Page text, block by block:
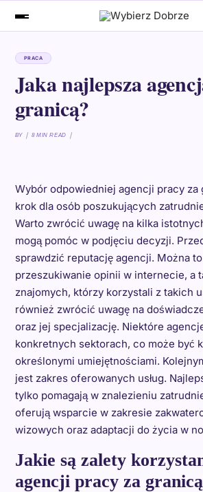
PRACA
Jaka najlepsza
granicą?
BY 8 MIN READ
Wybór odpowiedniej agencji pracy za
krok dla osób poszukujących
Warto zwrócić uwagę na kilka
mogą pomóc w podjęciu decyzji.
sprawdzić reputację agencji. Można
przeszukiwanie opinii w internecie, a
znajomych, którzy korzystali z takich
również zwrócić uwagę na
oraz jej specjalizację. Niektóre
konkretnych sektorach, co może być
określonymi umiejętnościami.
jest zakres oferowanych usług.
tylko pomagają w znalezieniu
oferują wsparcie w zakresie
wizowych oraz adaptacji do życia w
Jakie są zalety
agencji pracy za